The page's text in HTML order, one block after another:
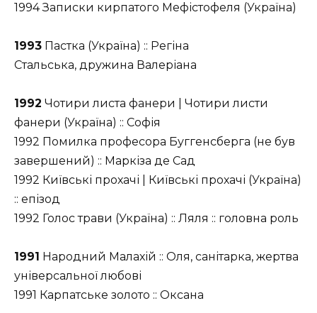
1994 Записки кирпатого Мефістофеля (Україна)
1993 Пастка (Україна) :: Регіна
Стальська, дружина Валеріана
1992 Чотири листа фанери | Чотири листи
фанери (Україна) :: Софія
1992 Помилка професора Буггенсберга (не був
завершений) :: Маркіза де Сад
1992 Київські прохачі | Київські прохачі (Україна)
:: епізод
1992 Голос трави (Україна) :: Ляля :: головна роль
1991 Народний Малахій :: Оля, санітарка, жертва
універсальної любові
1991 Карпатське золото :: Оксана